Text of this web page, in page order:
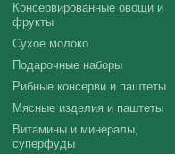
Консервированные овощи и
фрукты
Сухое молоко
Подарочные наборы
Рибные консерви и паштеты
Мясные изделия и паштеты
Витамины и минералы,
суперфуды